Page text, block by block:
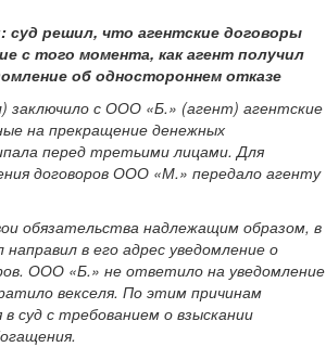
суд решил, что агентские договоры
с того момента, как агент получил
об одностороннем отказе
с ООО «Б.» (агент) агентские
на прекращение денежных
перед третьими лицами. Для
договоров ООО «М.» передало агенту
обязательства надлежащим образом, в
направил в его адрес уведомление о
ООО «Б.» не ответило на уведомление
векселя. По этим причинам
суд с требованием о взыскании